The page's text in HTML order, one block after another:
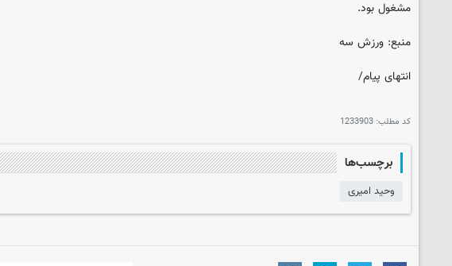
مشغول بود.
منبع: ورزش سه
انتهای پیام/
کد مطلب: 1233903
برچسب‌ها
وحید امیری